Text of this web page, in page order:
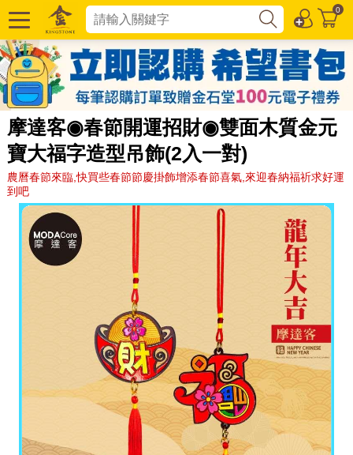
0
摩達客◉春節開運招財◉雙面木質金元
寶大福字造型吊飾(2入一對)
農曆春節來臨,快買些春節節慶掛飾增添春節喜氣,來迎春納福祈求好運
到吧